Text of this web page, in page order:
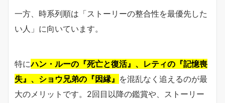
一方、時系列順は「ストーリーの整合性を最優先した
い人」に向いています。
特にハン・ルーの『死亡と復活』、レティの『記憶喪
失』、ショウ兄弟の『因縁』 を混乱なく追えるのが最
大のメリットです。2回目以降の鑑賞や、ストーリー